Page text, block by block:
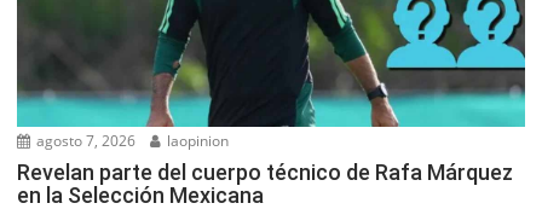
agosto 7, 2026 laopinion
Revelan parte del cuerpo técnico de Rafa Márquez
en la Selección Mexicana